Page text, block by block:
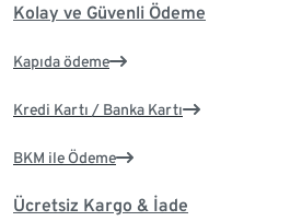
Kolay ve Güvenli Ödeme
Kapıda ödeme
Kredi Kartı / Banka Kartı
BKM ile Ödeme
Ücretsiz Kargo & İade